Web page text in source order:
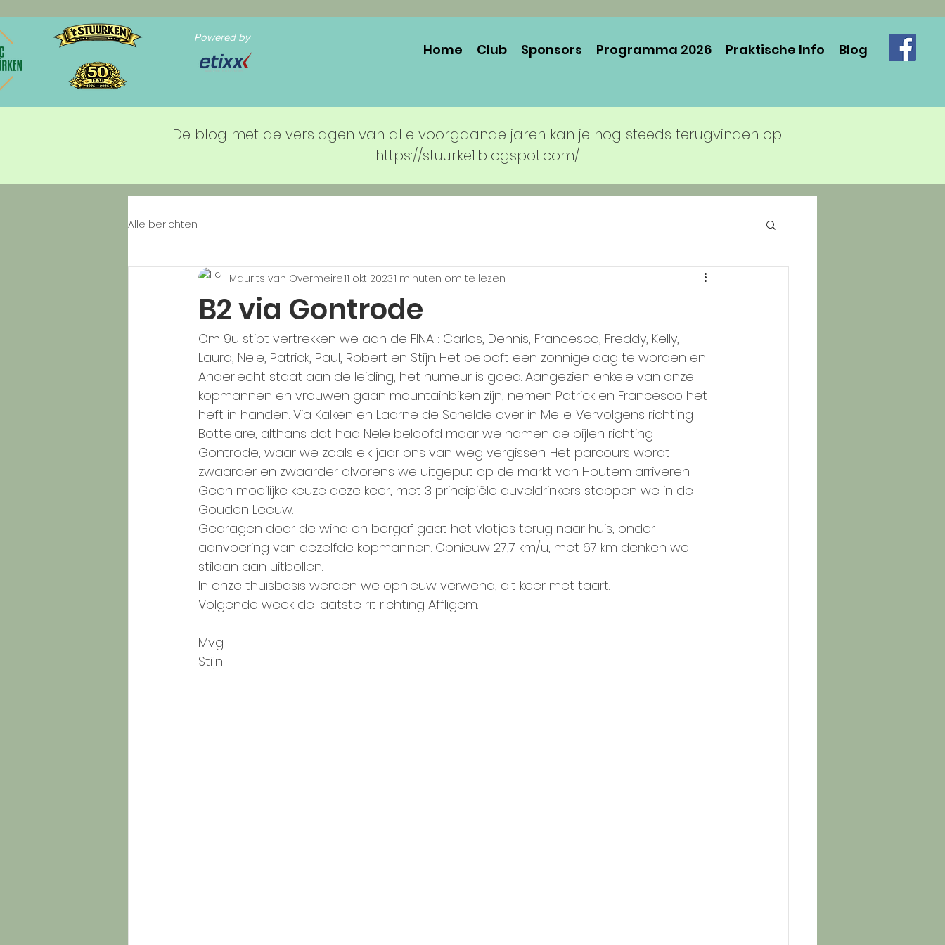
Powered by
Home Club Sponsors Programma 2026 Praktische Info Blog
De blog met de verslagen van alle voorgaande jaren kan je nog steeds terugvinden op
https://stuurke1.blogspot.com/
Alle berichten
B2 via Gontrode
Maurits van Overmeire11 okt 20231 minuten om te lezen
Om 9u stipt vertrekken we aan de FINA : Carlos, Dennis, Francesco, Freddy, Kelly,
Laura, Nele, Patrick, Paul, Robert en Stijn. Het belooft een zonnige dag te worden en
Anderlecht staat aan de leiding, het humeur is goed. Aangezien enkele van onze
kopmannen en vrouwen gaan mountainbiken zijn, nemen Patrick en Francesco het
heft in handen. Via Kalken en Laarne de Schelde over in Melle. Vervolgens richting
Bottelare, althans dat had Nele beloofd maar we namen de pijlen richting
Gontrode, waar we zoals elk jaar ons van weg vergissen. Het parcours wordt
zwaarder en zwaarder alvorens we uitgeput op de markt van Houtem arriveren.
Geen moeilijke keuze deze keer, met 3 principiële duveldrinkers stoppen we in de
Gouden Leeuw.
Gedragen door de wind en bergaf gaat het vlotjes terug naar huis, onder
aanvoering van dezelfde kopmannen. Opnieuw 27,7 km/u, met 67 km denken we
stilaan aan uitbollen.
In onze thuisbasis werden we opnieuw verwend, dit keer met taart.
Volgende week de laatste rit richting Affligem.
Mvg
Stijn